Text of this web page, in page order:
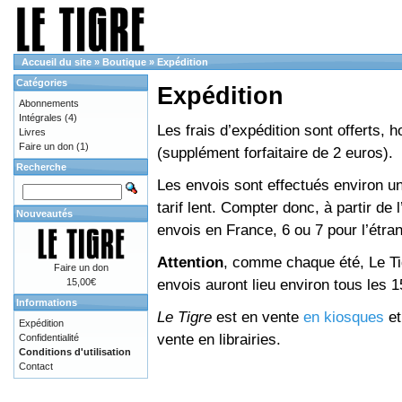
Accueil du site » Boutique » Expédition
Expédition
Les frais d’expédition sont offerts,
(supplément forfaitaire de 2 euros).
Les envois sont effectués environ
tarif lent. Compter donc, à partir de
envois en France, 6 ou 7 pour
Attention, comme chaque été, Le
envois auront lieu environ tous les
Le Tigre est en vente en kiosques
vente en librairies.
Catégories
Abonnements
Intégrales (4)
Livres
Faire un don (1)
Recherche
Nouveautés
Faire un don
15,00€
Informations
Expédition
Confidentialité
Conditions d'utilisation
Contact